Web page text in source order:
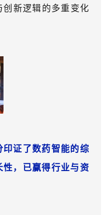
创新逻辑的多重变化
证了数药智能的综
，已赢得行业与资